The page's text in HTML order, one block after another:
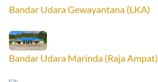
Bandar Udara Gewayantana (LKA)
Bandar Udara Marinda (Raja Ampat)